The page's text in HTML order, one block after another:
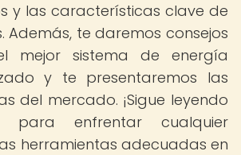
y las características clave de
Además, te daremos consejos
mejor sistema de energía
y te presentaremos las
del mercado. ¡Sigue leyendo
para enfrentar cualquier
herramientas adecuadas en